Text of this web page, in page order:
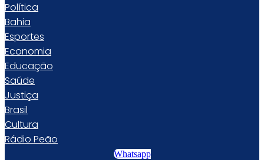
Política
Bahia
Esportes
Economia
Educação
Saúde
Justiça
Brasil
Cultura
Rádio Peão
Whatsapp